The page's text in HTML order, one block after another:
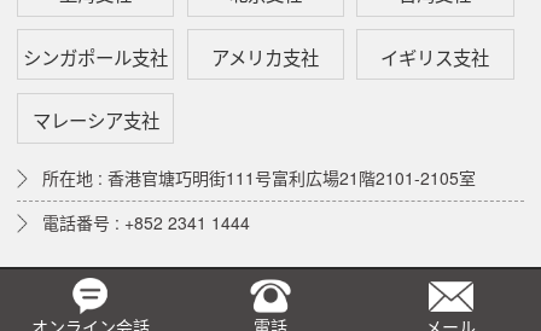
シンガポール支社 アメリカ支社 イギリス支社
マレーシア支社
所在地 : 香港官塘巧明街111号富利広場21階2101-2105室
電話番号 : +852 2341 1444
オンライン会話 電話 メール